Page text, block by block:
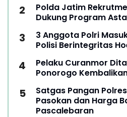
Polda Jatim
Dukung Program
3 Anggota Polri
Polisi Berintegritas
Pelaku Curanmor
Ponorogo
Satgas Pangan
Pasokan dan Harga
Pascalebaran